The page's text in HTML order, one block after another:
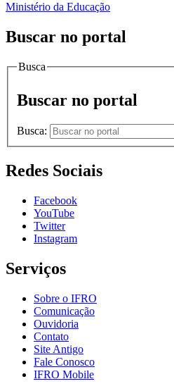
Ministério da Educação
Buscar no portal
Busca
Buscar no portal
Busca:
Redes Sociais
Facebook
YouTube
Twitter
Instagram
Serviços
Sobre o IFRO
Comunicação
Ouvidoria
Contato
Site Antigo
Fale Conosco
IFRO Mobile